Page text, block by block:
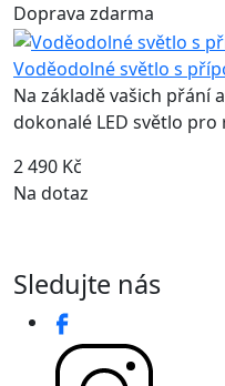
Doprava zdarma
Voděodolné světlo s
Na základě vašich přání
dokonalé LED světlo pro
2 490 Kč
Na dotaz
Sledujte nás